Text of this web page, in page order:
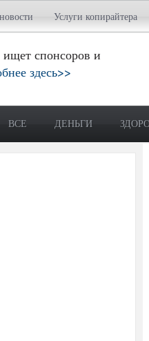
Услуги копирайтера
спонсоров и
здесь>>
ВСЕ ДЕНЬГИ